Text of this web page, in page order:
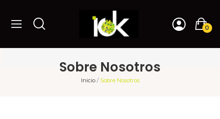
0
Sobre Nosotros
Inicio Sobre Nosotros